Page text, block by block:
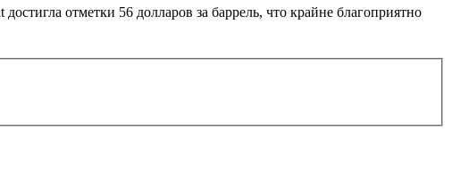
достигла отметки 56 долларов за баррель, что крайне благоприятно